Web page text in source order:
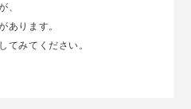
、
あります。
てみてください。